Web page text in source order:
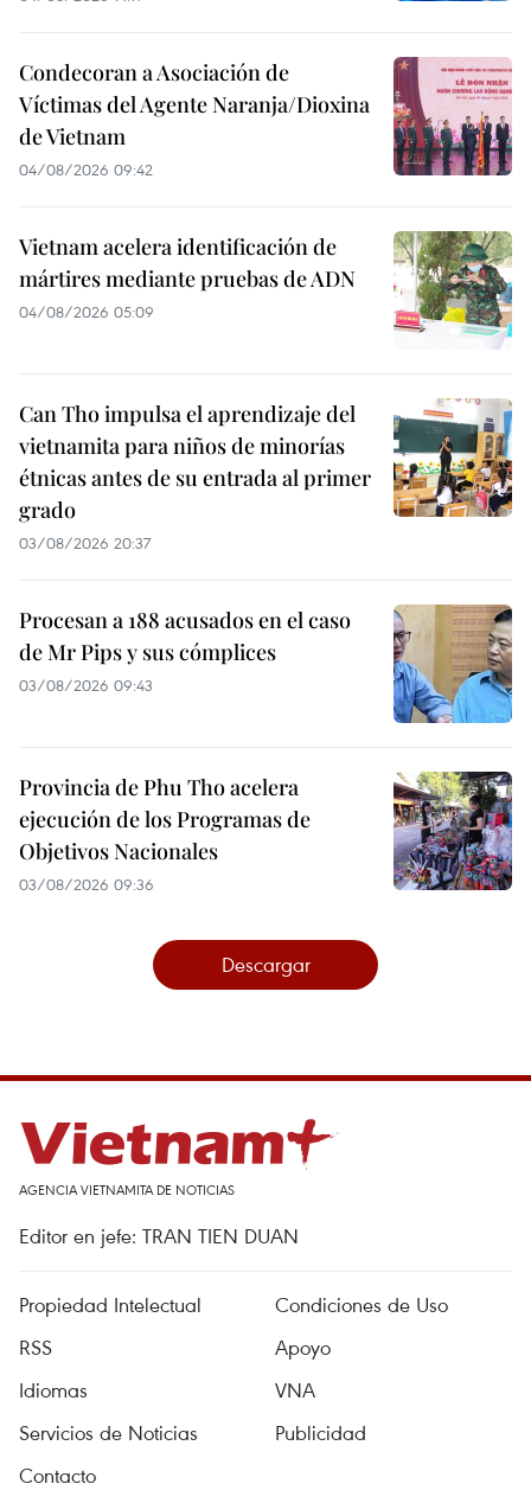
Condecoran a Asociación de
Víctimas del Agente Naranja/Dioxina
de Vietnam
04/08/2026 09:42
Vietnam acelera identificación de
mártires mediante pruebas de ADN
04/08/2026 05:09
Can Tho impulsa el aprendizaje del
vietnamita para niños de minorías
étnicas antes de su entrada al primer
grado
03/08/2026 20:37
Procesan a 188 acusados en el caso
de Mr Pips y sus cómplices
03/08/2026 09:43
Provincia de Phu Tho acelera
ejecución de los Programas de
Objetivos Nacionales
03/08/2026 09:36
Descargar
AGENCIA VIETNAMITA DE NOTICIAS
Editor en jefe: TRAN TIEN DUAN
Propiedad Intelectual
Condiciones de Uso
RSS
Apoyo
Idiomas
VNA
Servicios de Noticias
Publicidad
Contacto